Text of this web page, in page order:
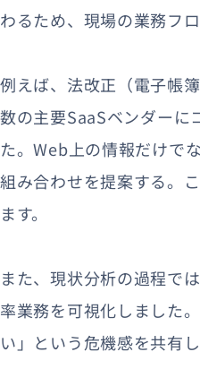
わるため、現場の業務フ
例えば、法改正（電子帳
数の主要SaaSベンダーに
た。Web上の情報だけで
組み合わせを提案する。
ます。
また、現状分析の過程で
率業務を可視化しました
い」という危機感を共有